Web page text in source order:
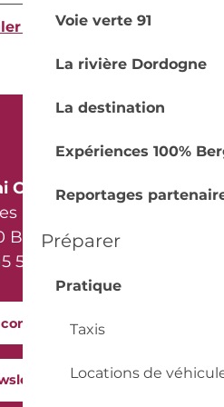
Voie verte 91
La rivière Dordogne
La destination
Expériences 100%
Reportages
Préparer
Pratique
Taxis
Locations de
une erreur
Cyrano
Récollets
Bergerac
53 57 03 11
Quai Cyrano